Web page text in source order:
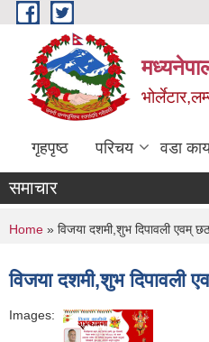
Skip to main content
गृहपृष्ठ परिचय वडा
समाचार
You are here
Home » विजया दशमी,शुभ दिपावली एवम्
विजया दशमी,शुभ दिपावली
Images: